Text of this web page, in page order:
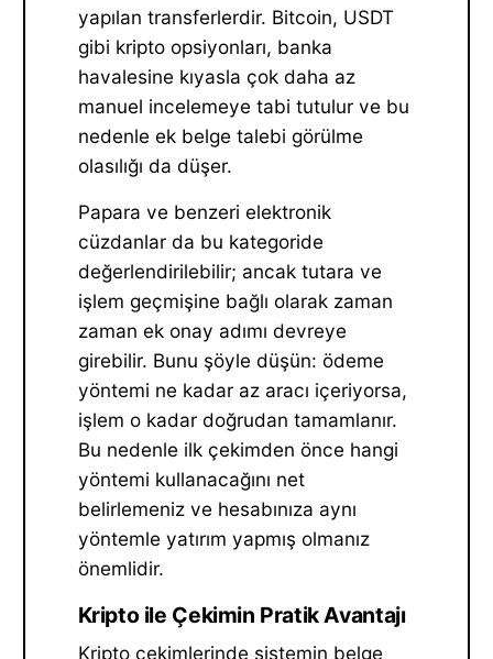
yapılan transferlerdir. Bitcoin, USDT
gibi kripto opsiyonları, banka
havalesine kıyasla çok daha az
manuel incelemeye tabi tutulur ve bu
nedenle ek belge talebi görülme
olasılığı da düşer.
Papara ve benzeri elektronik
cüzdanlar da bu kategoride
değerlendirilebilir; ancak tutara ve
işlem geçmişine bağlı olarak zaman
zaman ek onay adımı devreye
girebilir. Bunu şöyle düşün: ödeme
yöntemi ne kadar az aracı içeriyorsa,
işlem o kadar doğrudan tamamlanır.
Bu nedenle ilk çekimden önce hangi
yöntemi kullanacağını net
belirlemeniz ve hesabınıza aynı
yöntemle yatırım yapmış olmanız
önemlidir.
Kripto ile Çekimin Pratik Avantajı
Kripto çekimlerinde sistemin belge